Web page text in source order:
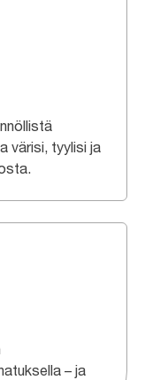
värisi, tyylisi ja
– ja